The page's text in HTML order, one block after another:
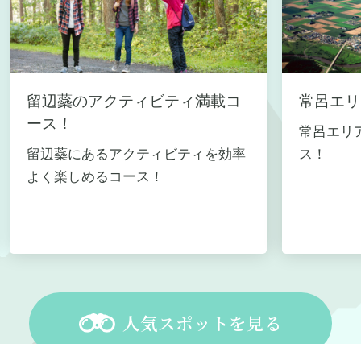
留辺蘂のアクティビティ満載コ
ース！
留辺蘂にあるアクティビティを効率
よく楽しめるコース！
常呂エ
常呂エリ
ス！
人気スポットを見る